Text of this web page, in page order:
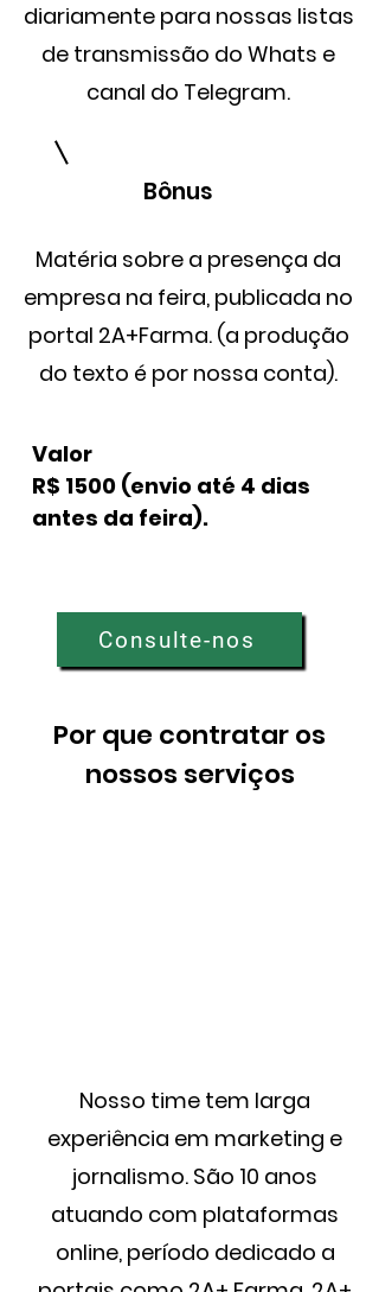
diariamente para nossas listas
de transmissão do Whats e
canal do Telegram.
Bônus
Matéria sobre a presença da
empresa na feira, publicada no
portal 2A+Farma. (a produção
do texto é por nossa conta).
Valor
R$ 1500 (envio até 4 dias
antes da feira).
Consulte-nos
Por que contratar os
nossos serviços
Nosso time tem larga
experiência em marketing e
jornalismo. São 10 anos
atuando com plataformas
online, período dedicado a